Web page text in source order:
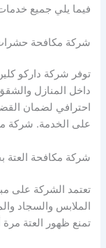
فيما يلي جميع
شركة مكافحة
توفر شركة داركو
داخل المنازل
احترافي لضمان
على الخدمة. شركة
شركة مكافحة العتة
تعتمد الشركة على
الملابس والسجاد
تمنع ظهور العتة